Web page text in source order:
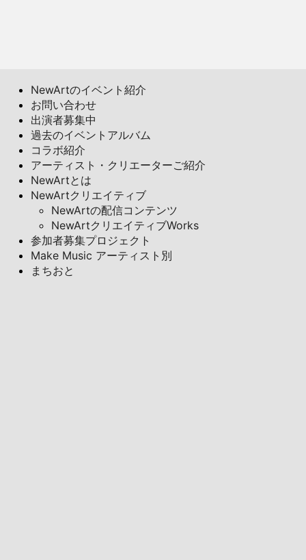
NewArtのイベント紹介
お問い合わせ
出演者募集中
過去のイベントアルバム
コラボ紹介
アーティスト・クリエーターご紹介
NewArtとは
NewArtクリエイティブ
NewArtの配信コンテンツ
NewArtクリエイティブWorks
参加者募集プロジェクト
Make Music アーティスト別
まちおと